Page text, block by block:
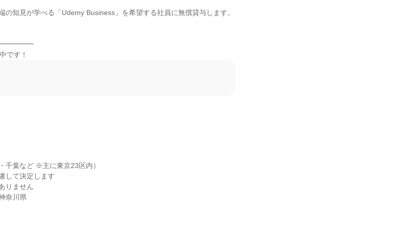
の知見が学べる「Udemy Business」を希望する社員に無償貸与します。
です！
千葉など ※主に東京23区内）
して決定します
りません
奈川県